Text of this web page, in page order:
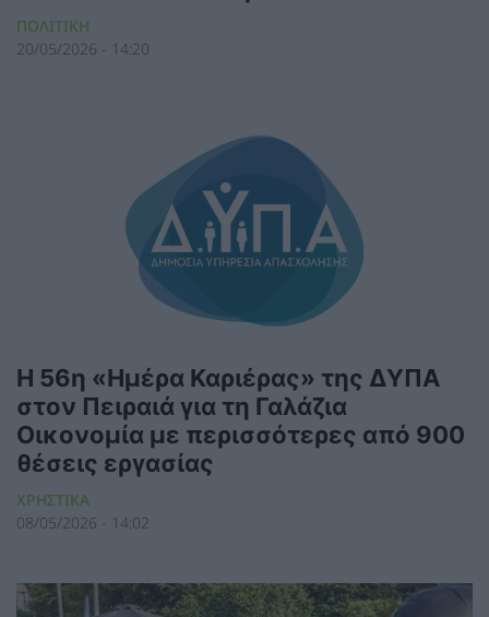
ΠΟΛΙΤΙΚΗ
20/05/2026 - 14:20
Η 56η «Ημέρα Καριέρας» της ΔΥΠΑ
στον Πειραιά για τη Γαλάζια
Οικονομία με περισσότερες από 900
θέσεις εργασίας
ΧΡΗΣΤΙΚΑ
08/05/2026 - 14:02